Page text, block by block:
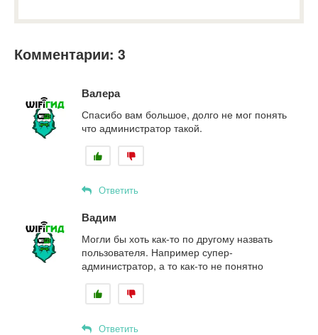
Комментарии: 3
Валера
Спасибо вам большое, долго не мог понять
что администратор такой.
Ответить
Вадим
Могли бы хоть как-то по другому назвать
пользователя. Например супер-
администратор, а то как-то не понятно
Ответить